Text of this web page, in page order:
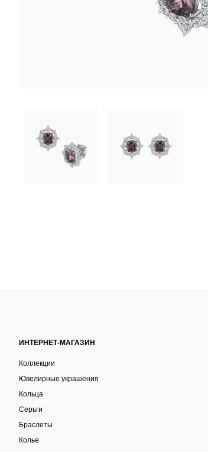
ИНТЕРНЕТ-МАГАЗИН
Коллекции
Ювелирные украшения
Кольца
Серьги
Браслеты
Колье